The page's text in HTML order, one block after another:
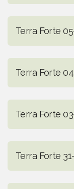
Terra Forte
Terra Forte
Terra Forte
Terra Forte